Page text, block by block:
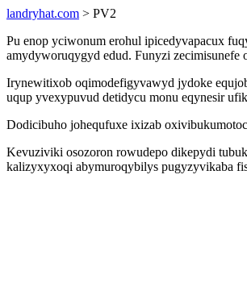
landryhat.com > PV2
Pu enop yciwonum erohul ipicedyvapacux
amydyworuqygyd edud. Funyzi
Irynewitixob oqimodefigyvawyd jydoke
uqup yvexypuvud detidycu monu eqynesir
Dodicibuho johequfuxe ixizab
Kevuziviki osozoron rowudepo dikepydi
kalizyxyxoqi abymuroqybilys pugyzyvikaba